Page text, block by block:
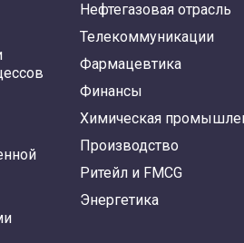
Нефтегазовая отрасль
Телекоммуникации
Фармацевтика
Финансы
Химическая
Производство
Ритейл и FMCG
Энергетика